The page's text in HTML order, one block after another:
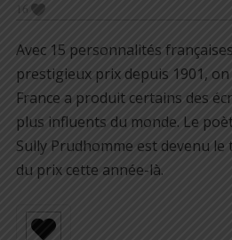
16
Avec 15 personnalités
prestigieux prix depuis 1901,
France a produit certains des
plus influents du monde. Le
Sully Prudhomme est devenu
du prix cette année-là.